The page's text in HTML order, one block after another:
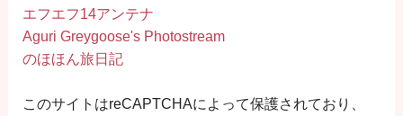
エフエフ14アンテナ
Aguri Greygoose's Photostream
のほほん旅日記
このサイトはreCAPTCHAによって保護されており、